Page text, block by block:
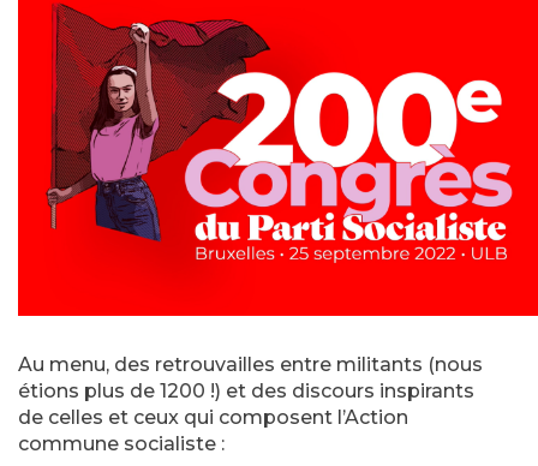
Au menu, des retrouvailles entre militants (nous
étions plus de 1200 !) et des discours inspirants
de celles et ceux qui composent l’Action
commune socialiste :